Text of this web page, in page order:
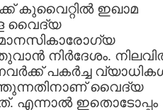
കുവൈറ്റില്‍ ഇഖാമ
വൈദ്യ
നിര്‍ദേശം.
പകര്‍ച്ച
വൈദ്യ
എന്നാല്‍ ഇതൊടോപ്പം